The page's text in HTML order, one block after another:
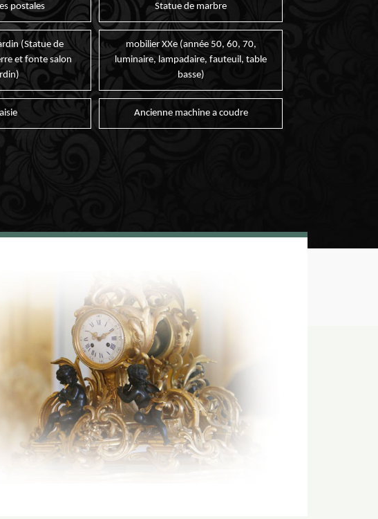
postales Statue de marbre
(Statue de
et fonte salon
mobilier XXe (année 50, 60, 70,
luminaire, lampadaire, fauteuil, table
basse)
Ancienne machine a coudre